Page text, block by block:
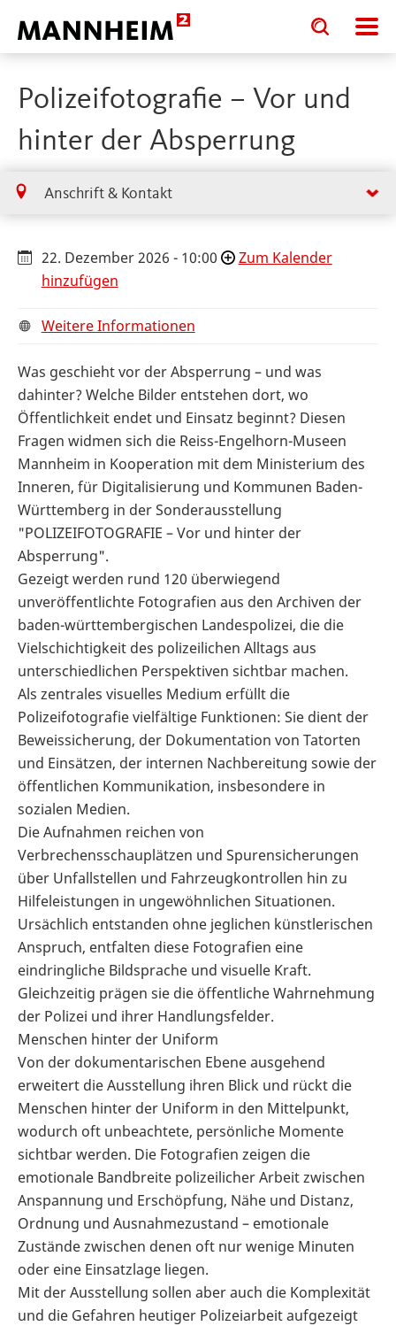
Toggle
search
input
Toggle
search
input
Polizeifotografie – Vor und
hinter der Absperrung
Anschrift & Kontakt
22. Dezember 2026 - 10:00
Zum Kalender
hinzufügen
Weitere Informationen
Was geschieht vor der Absperrung – und was
dahinter? Welche Bilder entstehen dort, wo
Öffentlichkeit endet und Einsatz beginnt? Diesen
Fragen widmen sich die Reiss-Engelhorn-Museen
Mannheim in Kooperation mit dem Ministerium des
Inneren, für Digitalisierung und Kommunen Baden-
Württemberg in der Sonderausstellung
"POLIZEIFOTOGRAFIE – Vor und hinter der
Absperrung".
Gezeigt werden rund 120 überwiegend
unveröffentlichte Fotografien aus den Archiven der
baden-württembergischen Landespolizei, die die
Vielschichtigkeit des polizeilichen Alltags aus
unterschiedlichen Perspektiven sichtbar machen.
Als zentrales visuelles Medium erfüllt die
Polizeifotografie vielfältige Funktionen: Sie dient der
Beweissicherung, der Dokumentation von Tatorten
und Einsätzen, der internen Nachbereitung sowie der
öffentlichen Kommunikation, insbesondere in
sozialen Medien.
Die Aufnahmen reichen von
Verbrechensschauplätzen und Spurensicherungen
über Unfallstellen und Fahrzeugkontrollen hin zu
Hilfeleistungen in ungewöhnlichen Situationen.
Ursächlich entstanden ohne jeglichen künstlerischen
Anspruch, entfalten diese Fotografien eine
eindringliche Bildsprache und visuelle Kraft.
Gleichzeitig prägen sie die öffentliche Wahrnehmung
der Polizei und ihrer Handlungsfelder.
Menschen hinter der Uniform
Von der dokumentarischen Ebene ausgehend
erweitert die Ausstellung ihren Blick und rückt die
Menschen hinter der Uniform in den Mittelpunkt,
wodurch oft unbeachtete, persönliche Momente
sichtbar werden. Die Fotografien zeigen die
emotionale Bandbreite polizeilicher Arbeit zwischen
Anspannung und Erschöpfung, Nähe und Distanz,
Ordnung und Ausnahmezustand – emotionale
Zustände zwischen denen oft nur wenige Minuten
oder eine Einsatzlage liegen.
Mit der Ausstellung sollen aber auch die Komplexität
und die Gefahren heutiger Polizeiarbeit aufgezeigt